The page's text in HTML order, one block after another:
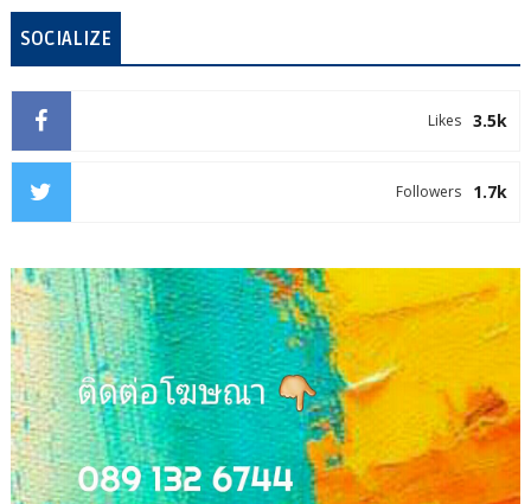
SOCIALIZE
3.5k
Likes
1.7k
Followers